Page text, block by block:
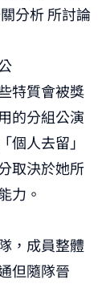
分析所討論
特質會被獎
的分組公演
個人去留」
取決於她所
力。
，成員整體
但隨隊晉